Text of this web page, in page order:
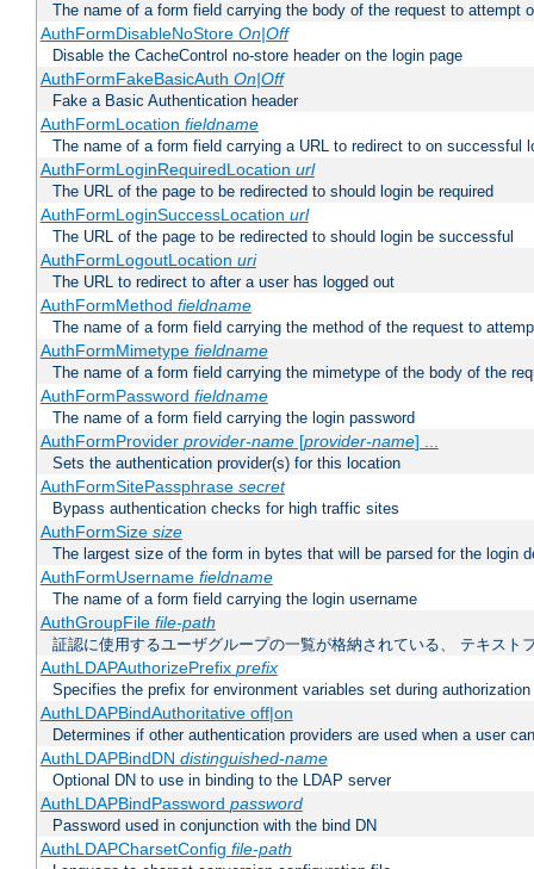
The name of a form field carrying the body of the request to attempt
AuthFormDisableNoStore On|Off
Disable the CacheControl no-store header on the login page
AuthFormFakeBasicAuth On|Off
Fake a Basic Authentication header
AuthFormLocation fieldname
The name of a form field carrying a URL to redirect to on successful
AuthFormLoginRequiredLocation url
The URL of the page to be redirected to should login be required
AuthFormLoginSuccessLocation url
The URL of the page to be redirected to should login be successful
AuthFormLogoutLocation uri
The URL to redirect to after a user has logged out
AuthFormMethod fieldname
The name of a form field carrying the method of the request to
AuthFormMimetype fieldname
The name of a form field carrying the mimetype of the body of the
AuthFormPassword fieldname
The name of a form field carrying the login password
AuthFormProvider provider-name[provider-name] ...
Sets the authentication provider(s) for this location
AuthFormSitePassphrase secret
Bypass authentication checks for high traffic sites
AuthFormSize size
The largest size of the form in bytes that will be parsed for the login
AuthFormUsername fieldname
The name of a form field carrying the login username
AuthGroupFile file-path
証認に使用するユーザグループの一覧が格納されている、 テキスト
AuthLDAPAuthorizePrefix prefix
Specifies the prefix for environment variables set during authorization
AuthLDAPBindAuthoritative off|on
Determines if other authentication providers are used when a user
AuthLDAPBindDN distinguished-name
Optional DN to use in binding to the LDAP server
AuthLDAPBindPassword password
Password used in conjunction with the bind DN
AuthLDAPCharsetConfig file-path